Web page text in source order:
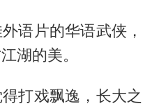
语片的华语武侠，
湖的美。
打戏飘逸，长大之